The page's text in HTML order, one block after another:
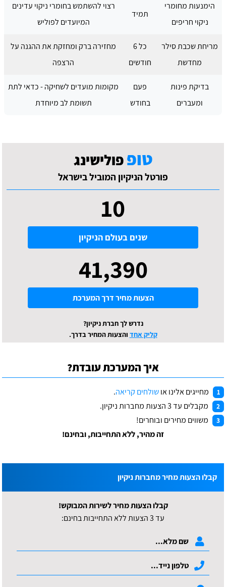
הימנעות מחומרי
ניקוי חריפים
תמיד
רצוי להשתמש בחומרי ניקוי עדינים
המיועדים לפוליש
מריחת שכבת סילר
מחדשת
כל 6
חודשים
מחזירה ברק ומחזקת את ההגנה על
הרצפה
בדיקת פינות
ומעברים
פעם
בחודש
מקומות מועדים לשחיקה - כדאי לתת
תשומת לב מיוחדת
טופפולישינג
פורטל הניקיון המוביל בישראל
10
שנים בעולם הניקיון
41,390
הצעות מחיר דרך המערכת
נדרש לך חברת ניקיון?
קליק אחד והצעות המחיר בדרך.
איך המערכת עובדת?
1 מחייגים אלינו אושולחים קריאה.
2 מקבלים עד 3 הצעות מחברות ניקיון.
3
משווים מחירים ובוחרים!
זה מהיר, ללא התחייבות, ובחינם!
קבלו הצעות מחיר מחברות ניקיון
קבלו הצעות מחיר לשירות המבוקש!
עד 3 הצעות ללא התחייבות בחינם: